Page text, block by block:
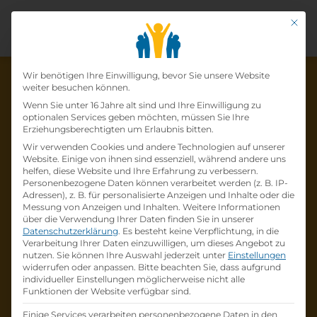
Die Lehrstelle wurde schon
besetzt!
Die LehrstelleMetalltechniker•in Modul
Werkzeugbautechniker•in (M/W/D)bei
Dietzel GmbHist schonbesetzt.
Firmenprofil besuchen
Andere Lehrstelle suchen
Mit
Datenschutz-
Wir benötigen Ihre Einwilligung, bevor Sie unsere Website
weiter besuchen können.
Wenn Sie unter 16 Jahre alt sind und Ihre Einwilligung zu
optionalen Services geben möchten, müssen Sie Ihre
Erziehungsberechtigten um Erlaubnis bitten.
Wir verwenden Cookies und andere Technologien auf unserer
Website. Einige von ihnen sind essenziell, während andere uns
helfen, diese Website und Ihre Erfahrung zu verbessern.
Personenbezogene Daten können verarbeitet werden (z. B. IP-
Adressen), z. B. für personalisierte Anzeigen und Inhalte oder die
Messung von Anzeigen und Inhalten. Weitere Informationen
über die Verwendung Ihrer Daten finden Sie in unserer
Datenschutzerklärung. Es besteht keine Verpflichtung, in die
Verarbeitung Ihrer Daten einzuwilligen, um dieses Angebot zu
nutzen. Sie können Ihre Auswahl jederzeit unter Einstellungen
widerrufen oder anpassen. Bitte beachten Sie, dass aufgrund
individueller Einstellungen möglicherweise nicht alle
Funktionen der Website verfügbar sind.
Einige Services verarbeiten personenbezogene Daten in den